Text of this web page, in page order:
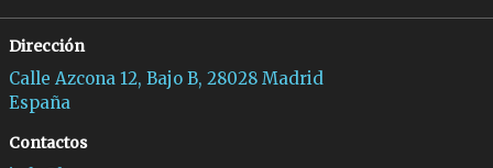
Dirección
Calle Azcona 12, Bajo B, 28028 Madrid
España
Contactos